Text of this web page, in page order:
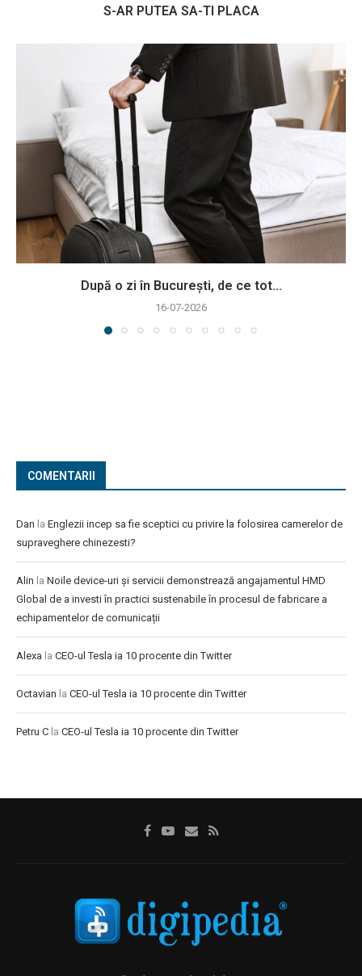
S-AR PUTEA SA-TI PLACA
După o zi în București, de ce tot...
16-07-2026
COMENTARII
Dan la Englezii incep sa fie sceptici cu privire la folosirea camerelor de
supraveghere chinezesti?
Alin la Noile device-uri și servicii demonstrează angajamentul HMD
Global de a investi în practici sustenabile în procesul de fabricare a
echipamentelor de comunicații
Alexa la CEO-ul Tesla ia 10 procente din Twitter
Octavian la CEO-ul Tesla ia 10 procente din Twitter
Petru C la CEO-ul Tesla ia 10 procente din Twitter